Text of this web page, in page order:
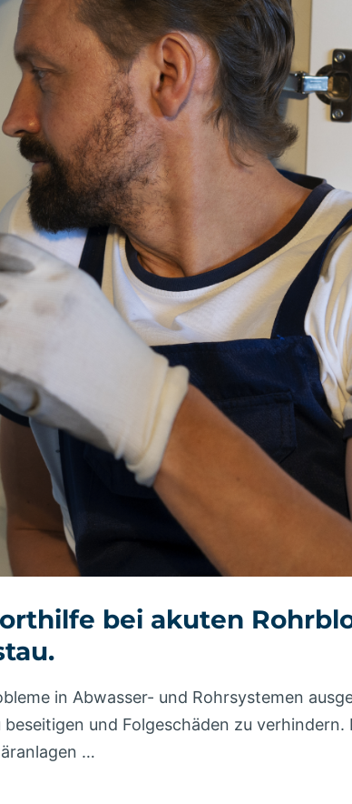
bei akuten
in Abwasser- und Rohrsystemen
und Folgeschäden zu verhindern.
…